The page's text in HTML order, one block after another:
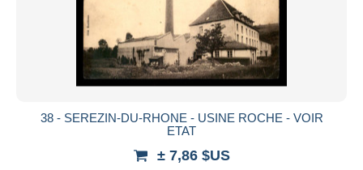
38 - SEREZIN-DU-RHONE - USINE ROCHE - VOIR
ETAT
± 7,86 $US